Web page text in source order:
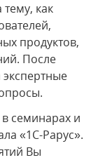
как
продуктов,
После
семинарах и
«1С-Рарус».
Вы